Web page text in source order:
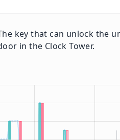
key that can unlock the
in the Clock Tower.